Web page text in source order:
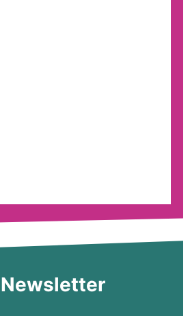
Newsletter